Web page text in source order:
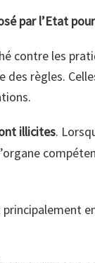
par l’Etat
contre les
des règles.
illicites.